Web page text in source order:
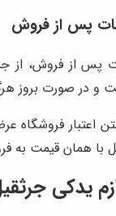
پس از فروش
پس از فروش، از
در صورت بروز
اعتبار
با همان قیمت به
یدکی